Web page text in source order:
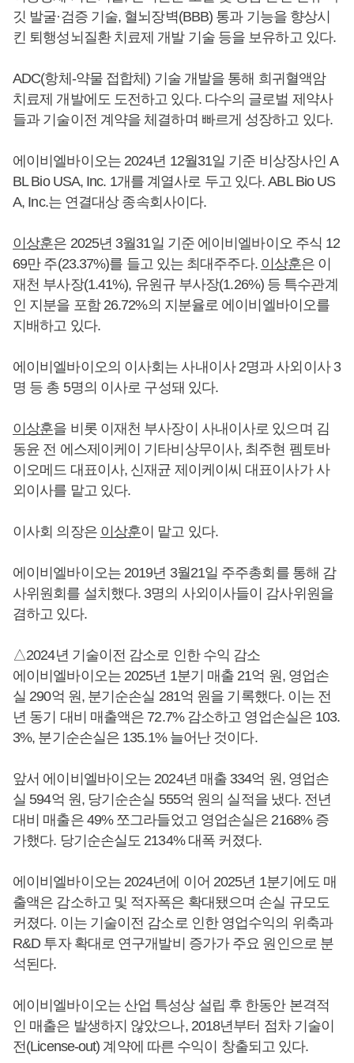
깃 발굴·검증 기술, 혈뇌장벽(BBB) 통과 기능을 향상시
킨 퇴행성뇌질환 치료제 개발 기술 등을 보유하고 있다.
ADC(항체-약물 접합체) 기술 개발을 통해 희귀혈액암
치료제 개발에도 도전하고 있다. 다수의 글로벌 제약사
들과 기술이전 계약을 체결하며 빠르게 성장하고 있다.
에이비엘바이오는 2024년 12월31일 기준 비상장사인 A
BL Bio USA, Inc. 1개를 계열사로 두고 있다. ABL Bio US
A, Inc.는 연결대상 종속회사이다.
이상훈은 2025년 3월31일 기준 에이비엘바이오 주식 12
69만 주(23.37%)를 들고 있는 최대주주다. 이상훈은 이
재천 부사장(1.41%), 유원규 부사장(1.26%) 등 특수관계
인 지분을 포함 26.72%의 지분율로 에이비엘바이오를
지배하고 있다.
에이비엘바이오의 이사회는 사내이사 2명과 사외이사 3
명 등 총 5명의 이사로 구성돼 있다.
이상훈을 비롯 이재천 부사장이 사내이사로 있으며 김
동윤 전 에스제이케이 기타비상무이사, 최주현 펨토바
이오메드 대표이사, 신재균 제이케이씨 대표이사가 사
외이사를 맡고 있다.
이사회 의장은 이상훈이 맡고 있다.
에이비엘바이오는 2019년 3월21일 주주총회를 통해 감
사위원회를 설치했다. 3명의 사외이사들이 감사위원을
겸하고 있다.
△2024년 기술이전 감소로 인한 수익 감소
에이비엘바이오는 2025년 1분기 매출 21억 원, 영업손
실 290억 원, 분기순손실 281억 원을 기록했다. 이는 전
년 동기 대비 매출액은 72.7% 감소하고 영업손실은 103.
3%, 분기순손실은 135.1% 늘어난 것이다.
앞서 에이비엘바이오는 2024년 매출 334억 원, 영업손
실 594억 원, 당기순손실 555억 원의 실적을 냈다. 전년
대비 매출은 49% 쪼그라들었고 영업손실은 2168% 증
가했다. 당기순손실도 2134% 대폭 커졌다.
에이비엘바이오는 2024년에 이어 2025년 1분기에도 매
출액은 감소하고 및 적자폭은 확대됐으며 손실 규모도
커졌다. 이는 기술이전 감소로 인한 영업수익의 위축과
R&D 투자 확대로 연구개발비 증가가 주요 원인으로 분
석된다.
에이비엘바이오는 산업 특성상 설립 후 한동안 본격적
인 매출은 발생하지 않았으나, 2018년부터 점차 기술이
전(License-out) 계약에 따른 수익이 창출되고 있다.